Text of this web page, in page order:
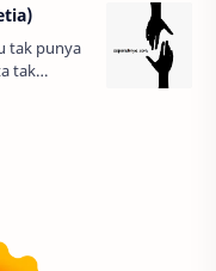
tak punya
tak